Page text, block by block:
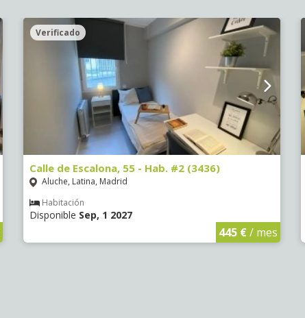
Verificado
Calle de Escalona, 55 - Hab. #2 (3436)
Aluche, Latina, Madrid
Habitación
Disponible Sep, 1 2027
445 €/ mes